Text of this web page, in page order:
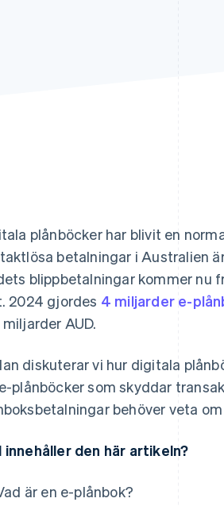
plånböcker har blivit en
betalningar i Australien
blippbetalningar kommer nu
2024 gjordes 4 miljarder e-
miljarder AUD.
diskuterar vi hur digitala
plånböcker som skyddar
behöver veta
innehåller den här artikeln?
är en e-plånbok?